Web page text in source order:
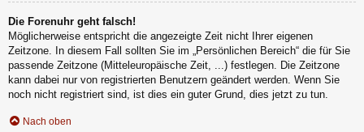
Die Forenuhr geht falsch!
Möglicherweise entspricht die angezeigte Zeit nicht Ihrer eigenen
Zeitzone. In diesem Fall sollten Sie im „Persönlichen Bereich“ die für Sie
passende Zeitzone (Mitteleuropäische Zeit, ...) festlegen. Die Zeitzone
kann dabei nur von registrierten Benutzern geändert werden. Wenn Sie
noch nicht registriert sind, ist dies ein guter Grund, dies jetzt zu tun.
Nach oben